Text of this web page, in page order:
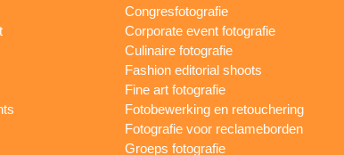
Congresfotografie
Corporate event fotografie
Culinaire fotografie
Fashion editorial shoots
Fine art fotografie
Fotobewerking en retouchering
Fotografie voor reclameborden
Groeps fotografie